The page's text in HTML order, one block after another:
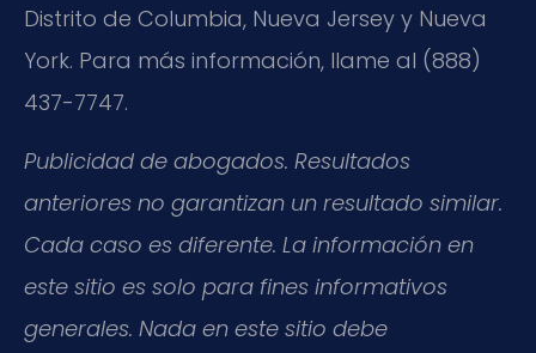
Distrito de Columbia, Nueva Jersey y Nueva
York. Para más información, llame al (888)
437-7747.
Publicidad de abogados. Resultados
anteriores no garantizan un resultado similar.
Cada caso es diferente. La información en
este sitio es solo para fines informativos
generales. Nada en este sitio debe